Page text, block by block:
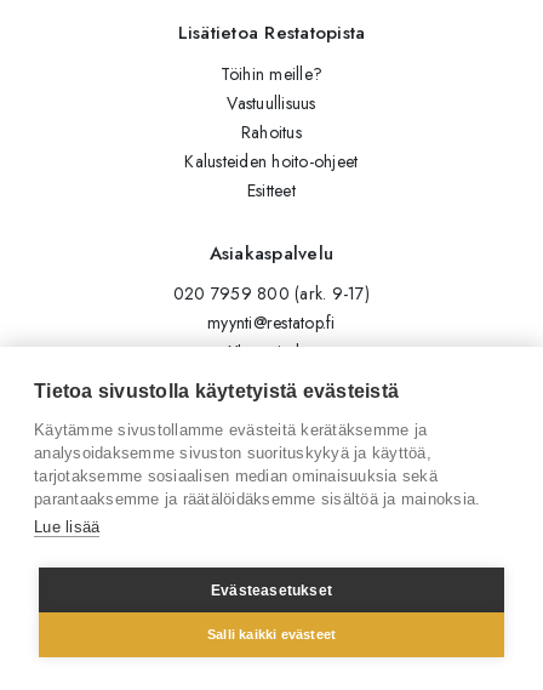
Lisätietoa Restatopista
Töihin meille?
Vastuullisuus
Rahoitus
Kalusteiden hoito-ohjeet
Esitteet
Asiakaspalvelu
020 7959 800 (ark. 9-17)
myynti@restatop.fi
Yhteystiedot
Lähetä viesti
Seuraa meitä
Tilaa uutiskirje
Facebook
© 2026 Restatop Oy
Tietoa sivustolla käytetyistä evästeistä
Käytämme sivustollamme evästeitä kerätäksemme ja
analysoidaksemme sivuston suorituskykyä ja käyttöä,
tarjotaksemme sosiaalisen median ominaisuuksia sekä
parantaaksemme ja räätälöidäksemme sisältöä ja mainoksia.
Lue lisää
Evästeasetukset
Salli kaikki evästeet